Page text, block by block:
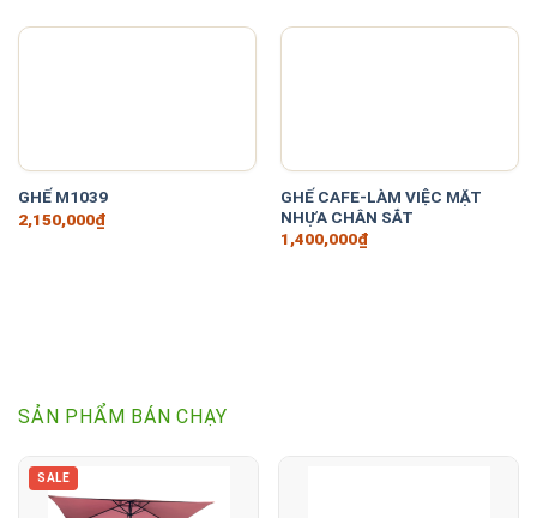
GHẾ M1039
2,150,000₫
GHẾ CAFE-LÀM VIỆC MẶT
NHỰA CHÂN SẮT
1,400,000₫
SẢN PHẨM BÁN CHẠY
SALE